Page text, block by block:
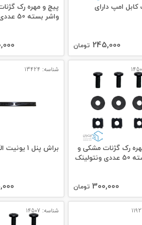
امپ دارای
245,000 تومان
پیچ و مهره رک
واشر بسته 50 عددی ونتولینک
رک گژنات مشکی و
300,000 تومان
شناسه: 13424
براش پنل 1 یونیت الگونت
شناسه: 14507